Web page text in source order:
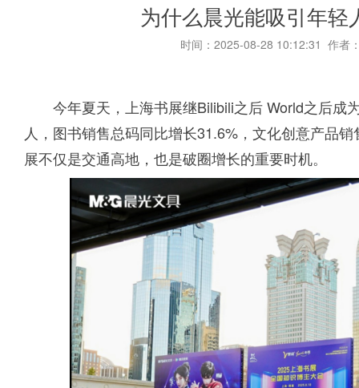
为什么晨光能吸引年
时间：2025-08-28 10:12:31 作者
今年夏天，上海书展继Bilibili之后 World之后成
人，图书销售总码同比增长31.6%，文化创意产品
展不仅是交通高地，也是破圈增长的重要时机。